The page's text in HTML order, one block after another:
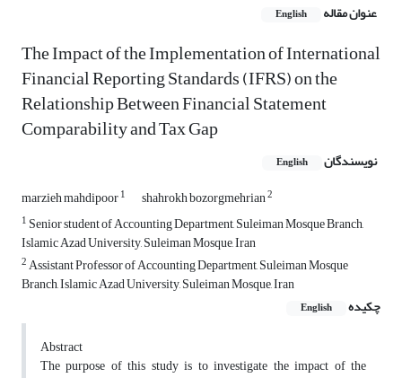
عنوان مقاله English
The Impact of the Implementation of International
Financial Reporting Standards (IFRS) on the
Relationship Between Financial Statement
Comparability and Tax Gap
نویسندگان English
marzieh mahdipoor1 shahrokh bozorgmehrian2
1 Senior student of Accounting Department, Suleiman Mosque Branch,
Islamic Azad University, Suleiman Mosque, Iran
2Assistant Professor of Accounting Department, Suleiman Mosque
Branch, Islamic Azad University, Suleiman Mosque, Iran
چکیده
English
Abstract
The purpose of this study is to investigate the impact of the